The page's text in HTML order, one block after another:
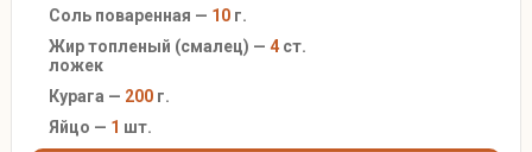
Соль поваренная — 10г.
Жир топленый (смалец) — 4ст.
ложек
Курага — 200г.
Яйцо — 1 шт.